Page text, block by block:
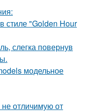
стиле "Golden Hour
слегка повернув
модельное
отличимую от